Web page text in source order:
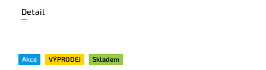
Detail
Akce VÝPRODEJ Skladem